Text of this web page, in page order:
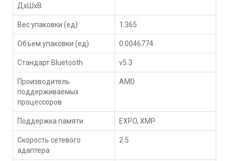
ДхШхВ
Вес упаковки (ед) 1.365
Объем упаковки (ед) 0.0046774
Стандарт Bluetooth v5.3
Производитель
поддерживаемых
процессоров
AMD
Поддержка памяти EXPO, XMP
Скорость сетевого
адаптера
2.5